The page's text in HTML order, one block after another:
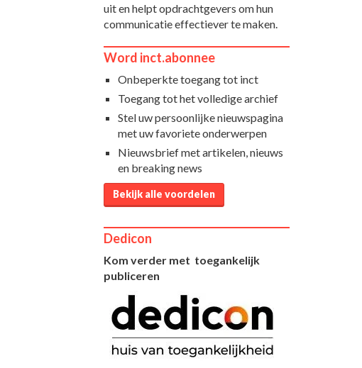
uit en helpt opdrachtgevers om hun
communicatie effectiever te maken.
Word inct.abonnee
Onbeperkte toegang tot inct
Toegang tot het volledige archief
Stel uw persoonlijke nieuwspagina
met uw favoriete onderwerpen
Nieuwsbrief met artikelen, nieuws
en breaking news
Bekijk alle voordelen
Dedicon
Kom verder met toegankelijk
publiceren